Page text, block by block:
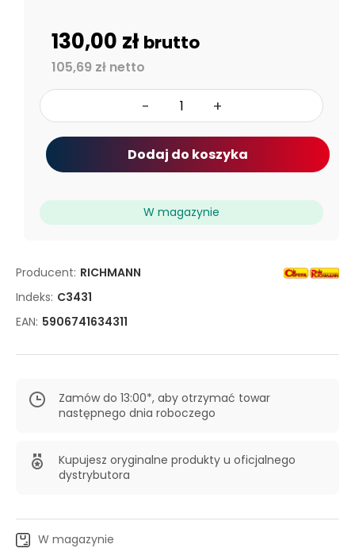
Producent: RICHMANN
Indeks: C3431
EAN: 5906741634311
Zamów do 13:00*, aby otrzymać towar
następnego dnia roboczego
Kupujesz oryginalne produkty u oficjalnego
dystrybutora
W magazynie
130,00 złbrutto
105,69 zł netto
- +
Dodaj do koszyka
W magazynie